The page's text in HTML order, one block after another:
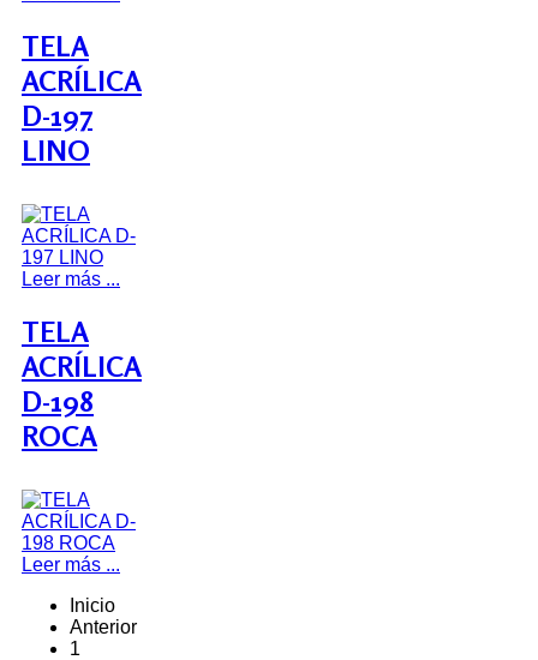
TELA
ACRÍLICA
D-197
LINO
Leer más ...
TELA
ACRÍLICA
D-198
ROCA
Leer más ...
Inicio
Anterior
1